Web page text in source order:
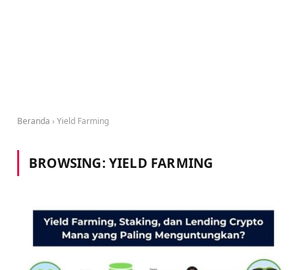
Beranda › Yield Farming
BROWSING:YIELD FARMING